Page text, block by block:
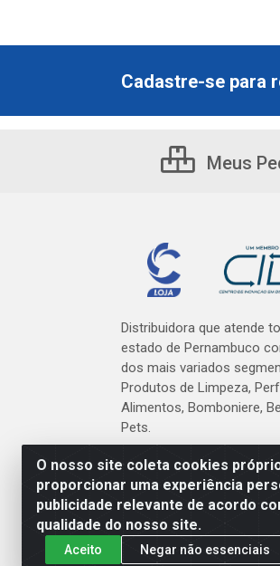
O nosso site coleta cookies
proporcionar uma experiência
publicidade relevante de acordo
qualidade do nosso site.
Aceito Negar não essenciais
Cadastre-se para
Meus
Distribuidora que atende
estado de Pernambuco
dos mais variados
Produtos de Limpeza,
Alimentos, Bomboniere,
Pets.